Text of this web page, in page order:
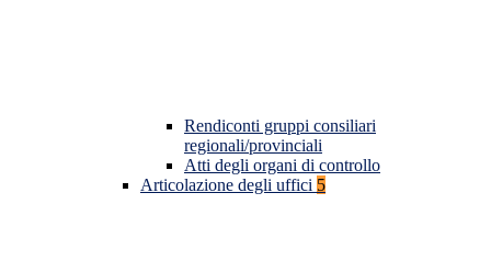
Rendiconti gruppi consiliari
regionali/provinciali
Atti degli organi di controllo
Articolazione degli uffici 5